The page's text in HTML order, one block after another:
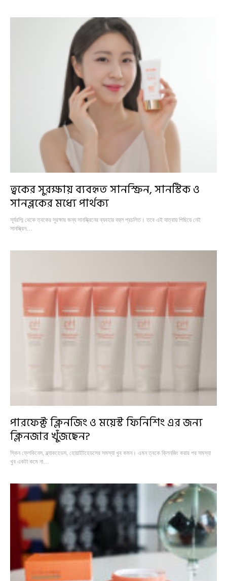
ত্বকের সুরক্ষায় ব্যবহৃত সানস্ক্রিন, সানস্টিক ও
সানব্লকের মধ্যে পার্থক্য
সূর্যরশ্মি থেকে ত্বকের সুরক্ষার জন্য সানস্ক্রিনের ব্যবহার বহুল প্রচলিত। তবে এই যাত্রায় পিছিয়ে নেই
সানস্ক্রিন…
পারফেক্ট ক্লিনজিং ও ময়েস্ট ফিনিশিং এর জন্য
ক্লিনজার খুঁজছেন?
স্কিন ফ্লেকিনেস, ব্ল্যাকহেডস, হোয়াইটহেডসের সমস্যা খুব কমন। এমন ত্বকে ক্লিনজিং করার পর সমস্যা
খুব একটা কমে না…